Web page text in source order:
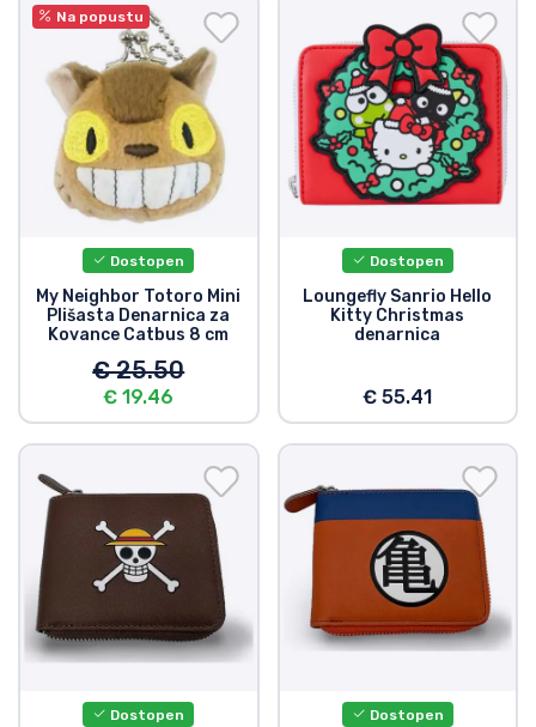
Na popustu
Dostopen
My Neighbor Totoro Mini
Plišasta Denarnica za
Kovance Catbus 8 cm
€ 25.50
€ 19.46
Dostopen
Loungefly Sanrio Hello
Kitty Christmas
denarnica
€ 55.41
Dostopen Dostopen